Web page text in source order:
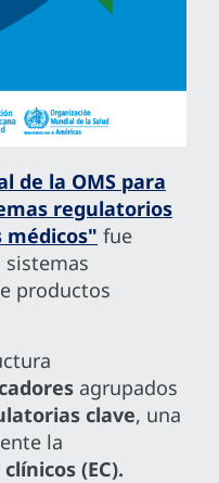
de la OMS para
regulatorios
médicos" fue
sistemas
productos
agrupados
clave, una
la
(EC).